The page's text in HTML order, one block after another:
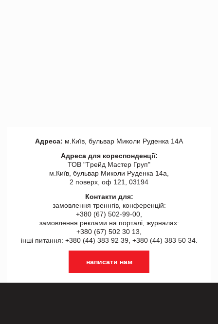
Адреса: м.Київ, бульвар Миколи Руденка 14А
Адреса для кореспонденції:
ТОВ "Tрейд Мастер Груп"
м.Київ, бульвар Миколи Руденка 14а,
2 поверх, оф 121, 03194
Контакти для:
замовлення треннгів, конференцій:
+380 (67) 502-99-00,
замовлення реклами на порталі, журналах:
+380 (67) 502 30 13,
інші питання: +380 (44) 383 92 39, +380 (44) 383 50 34.
написати нам